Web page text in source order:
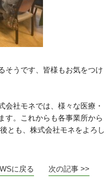
そうです、皆様もお気をつけ
会社モネでは、様々な医療・
す。これからも各事業所から
とも、株式会社モネをよろし
に戻る 次の記事 >>